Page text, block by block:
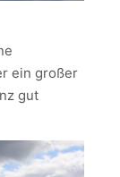
ein großer
gut